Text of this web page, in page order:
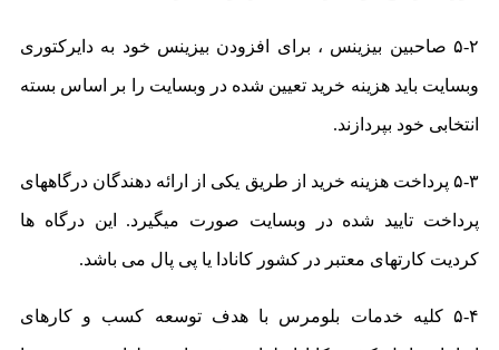
۵-۲ صاحبین بیزینس ،‌ برای افزودن بیزینس خود به دایرکتوری
وبسایت باید هزینه خرید تعیین شده در وبسایت را بر اساس بسته
انتخابی خود بپردازند.
۵-۳ پرداخت هزینه خرید از طریق یکی از ارائه دهندگان درگاههای
پرداخت تایید شده در وبسایت صورت میگیرد. این درگاه ها
کردیت کارتهای معتبر در کشور کانادا یا پی پال می باشد.
۵-۴ کلیه خدمات بلومرس با هدف توسعه کسب و کارهای